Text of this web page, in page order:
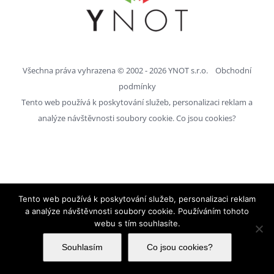
Všechna práva vyhrazena © 2002 -2026YNOT s.r.o.
Obchodní
podmínky
Tento web používá k poskytování služeb, personalizaci reklam a
analýze návštěvnosti soubory cookie.Co jsou cookies?
Tento web používá k poskytování služeb, personalizaci reklam
a analýze návštěvnosti soubory cookie. Používáním tohoto
webu s tím souhlasíte.
Souhlasím Co jsou cookies?